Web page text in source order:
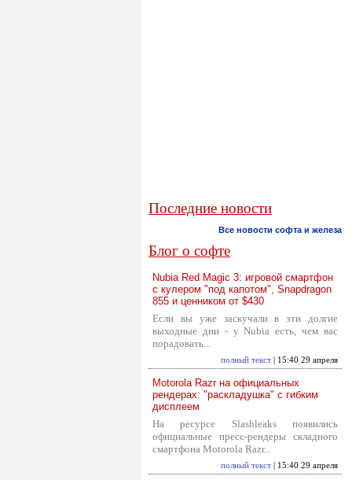
Последние новости
Все новости софта и железа
Блог о софте
Nubia Red Magic 3: игровой смартфон
с кулером "под капотом", Snapdragon
855 и ценником от $430
Если вы уже заскучали в эти долгие
выходные дни - у Nubia есть, чем вас
порадовать...
полный текст | 15:40 29 апреля
Motorola Razr на официальных
рендерах: "раскладушка" с гибким
дисплеем
На ресурсе Slashleaks появились
официальные пресс-рендеры складного
смартфона Motorola Razr...
полный текст | 15:40 29 апреля